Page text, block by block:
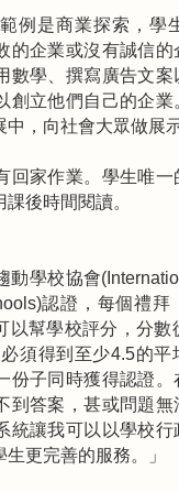
例是商業探索，學
的企業或沒有誠信的
數學、撰寫廣告文
創立他們自己的企
，向社會大眾做展
回家作業。學生唯
後時間閱讀。
動學校協會
認證，每個禮拜
以幫學校評分，分數
須得到至少4.5的平
份子同時獲得認證
到答案，甚或問題
統讓我可以以學校
更完善的服務。」